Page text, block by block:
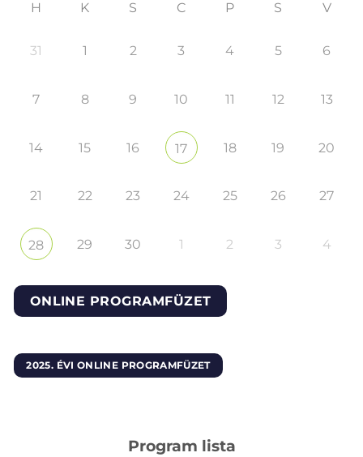
H K S C P S V
31 1 2 3 4 5 6
7 8 9 10 11 12 13
14 15 16 17 18 19 20
21 22 23 24 25 26 27
28 29 30 1 2 3 4
ONLINE PROGRAMFÜZET
2025. ÉVI ONLINE PROGRAMFÜZET
Program lista